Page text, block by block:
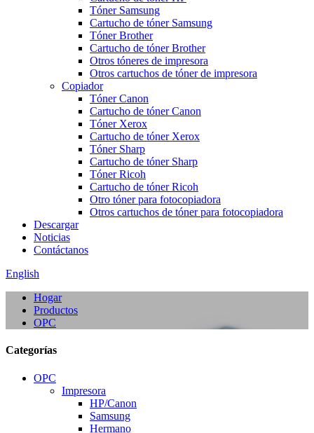
Tóner Samsung
Cartucho de tóner Samsung
Tóner Brother
Cartucho de tóner Brother
Otros tóneres de impresora
Otros cartuchos de tóner de impresora
Copiador
Tóner Canon
Cartucho de tóner Canon
Tóner Xerox
Cartucho de tóner Xerox
Tóner Sharp
Cartucho de tóner Sharp
Tóner Ricoh
Cartucho de tóner Ricoh
Otro tóner para fotocopiadora
Otros cartuchos de tóner para fotocopiadora
Descargar
Noticias
Contáctanos
English
Hogar
Productos
OPC
Categorías
OPC
Impresora
HP/Canon
Samsung
Hermano